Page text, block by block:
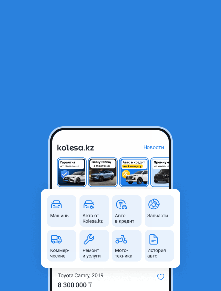
Infiniti FX37 2009 года
Ежемесячный платёж
Рассчитать Кредит